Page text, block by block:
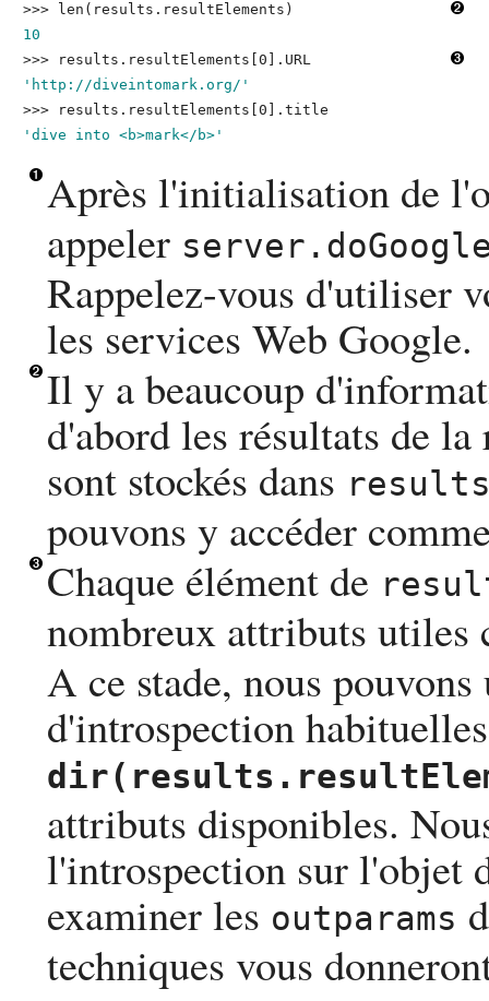
>>>
len(results.resultElements)
10
>>>
results.resultElements[0].URL
'http://diveintomark.org/'
>>>
results.resultElements[0].title
'dive into <b>mark</b>'
Après l'initialisation de
appeler
Rappelez-vous d'utiliser
les services Web Google.
Il y a beaucoup
d'abord les résultats de
sont stockés dans
pouvons y accéder
Chaque élément de
nombreux attributs utiles
A ce stade, nous
d'introspection
attributs disponibles.
l'introspection sur l'objet
examiner les outparams
techniques vous